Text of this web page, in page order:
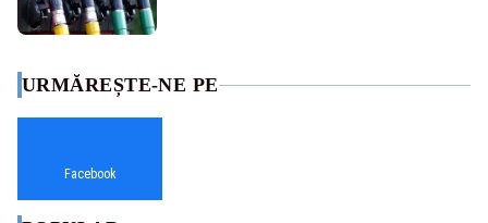
URMĂREȘTE-NE PE
Facebook